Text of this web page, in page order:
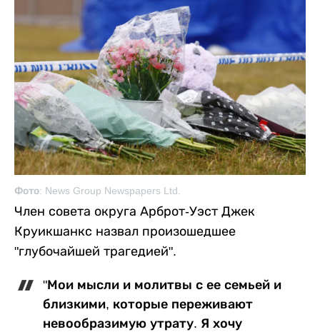
Фото: News Group Newspapers Ltd.
Член совета округа Арброт-Уэст Джек
Круикшанкс назвал произошедшее
"глубочайшей трагедией".
"Мои мысли и молитвы с ее семьей и
близкими, которые переживают
невообразимую утрату. Я хочу